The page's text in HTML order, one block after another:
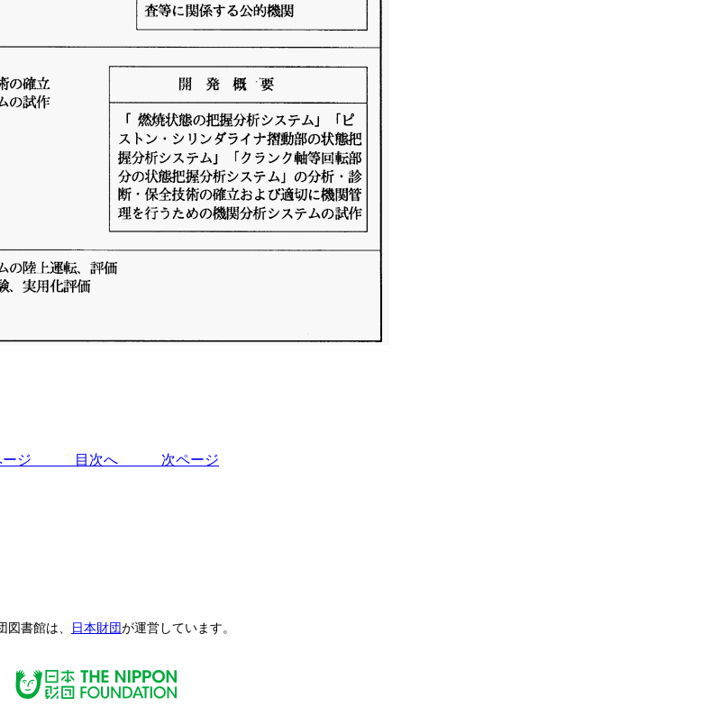
ージ 目次へ 次ページ
図書館は、 日本財団が運営しています。